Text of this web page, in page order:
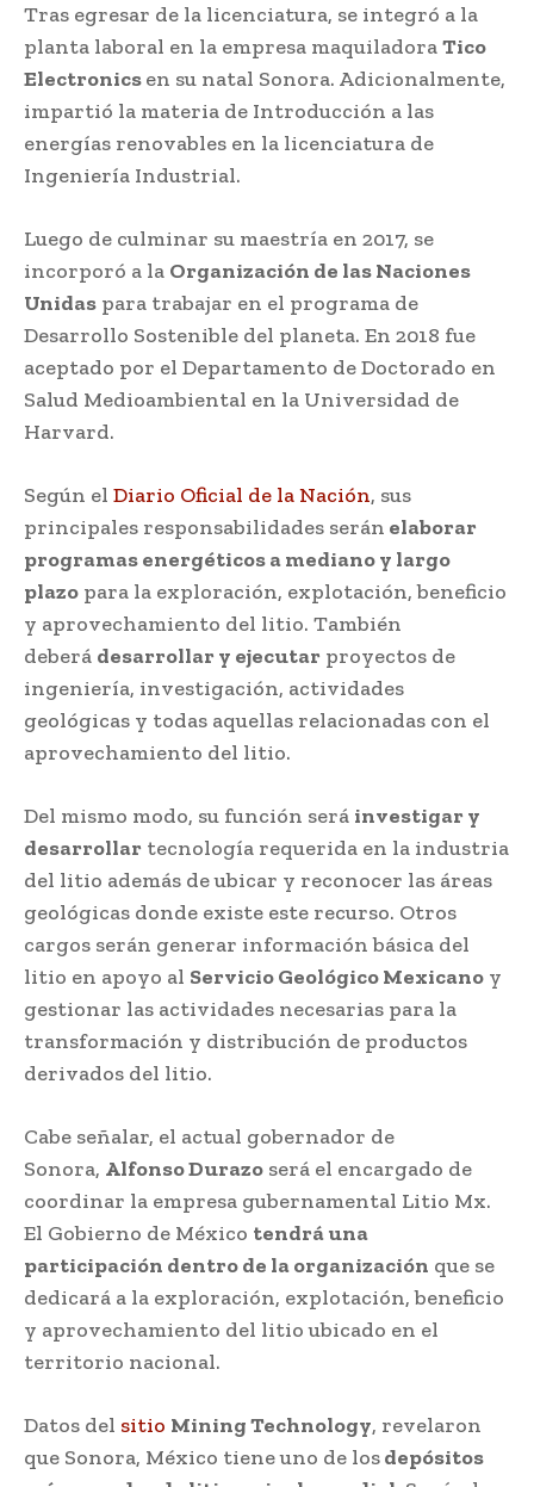
Tras egresar de la licenciatura, se integró a la
planta laboral en la empresa maquiladoraTico
Electronicsen su natal Sonora. Adicionalmente,
impartió la materia de Introducción a las
energías renovables en la licenciatura de
Ingeniería Industrial.
Luego de culminar su maestría en 2017, se
incorporó a la Organización de las Naciones
Unidas para trabajar en el programa de
Desarrollo Sostenible del planeta. En 2018 fue
aceptado por el Departamento de Doctorado en
Salud Medioambiental en la Universidad de
Harvard.
Según el Diario Oficial de la Nación, sus
principales responsabilidades serán elaborar
programas energéticos a mediano y largo
plazo para la exploración, explotación, beneficio
y aprovechamiento del litio. También
deberá desarrollar y ejecutar proyectos de
ingeniería, investigación, actividades
geológicas y todas aquellas relacionadas con el
aprovechamiento del litio.
Del mismo modo, su función será investigar y
desarrollar tecnología requerida en la industria
del litio además de ubicar y reconocer las áreas
geológicas donde existe este recurso. Otros
cargos serán generar información básica del
litio en apoyo al Servicio Geológico Mexicano y
gestionar las actividades necesarias para la
transformación y distribución de productos
derivados del litio.
Cabe señalar, el actual gobernador de
Sonora, Alfonso Durazo será el encargado de
coordinar la empresa gubernamental Litio Mx.
El Gobierno de México tendrá una
participación dentro de la organización que se
dedicará a la exploración, explotación, beneficio
y aprovechamiento del litio ubicado en el
territorio nacional.
Datos del sitio Mining Technology, revelaron
que Sonora, México tiene uno de losdepósitos